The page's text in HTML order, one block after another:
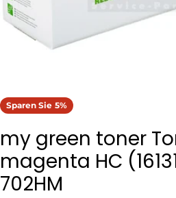
Sparen Sie 5%
my green toner
magenta HC
702HM